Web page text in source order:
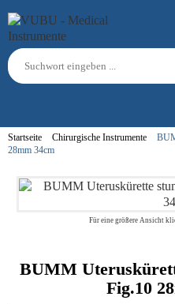
Startseite Chirurgische Instrumente
28mm 34cm
Für eine größere Ansicht
BUMM
Fig.10